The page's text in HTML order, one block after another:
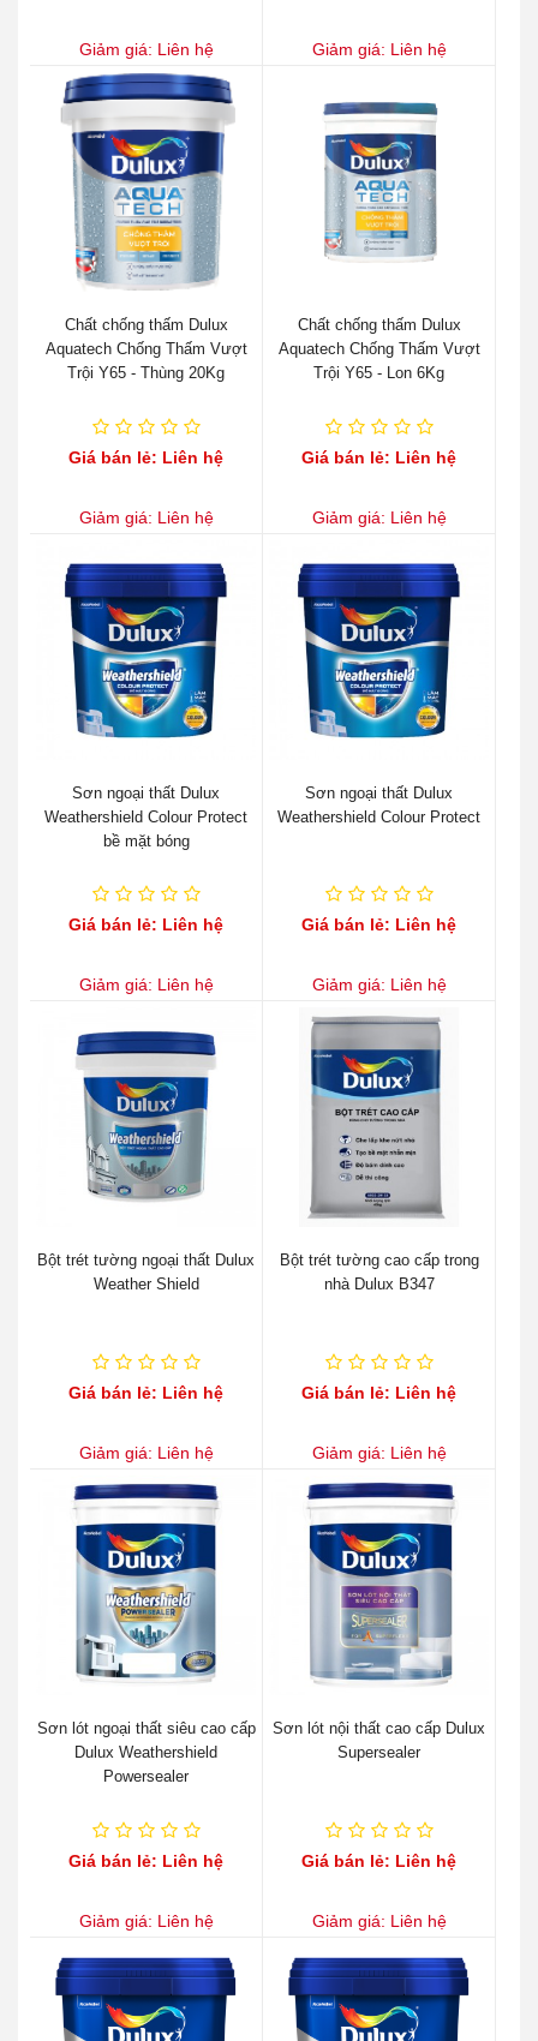
Giảm giá: Liên hệ Giảm giá: Liên hệ
Chất chống thấm Dulux
Aquatech Chống Thấm Vượt
Trội Y65 - Thùng 20Kg
Giá bán lẻ: Liên hệ
Giảm giá: Liên hệ
Chất chống thấm Dulux
Aquatech Chống Thấm Vượt
Trội Y65 - Lon 6Kg
Giá bán lẻ: Liên hệ
Giảm giá: Liên hệ
Sơn ngoại thất Dulux
Weathershield Colour Protect
bề mặt bóng
Giá bán lẻ: Liên hệ
Giảm giá: Liên hệ
Sơn ngoại thất Dulux
Weathershield Colour Protect
Giá bán lẻ: Liên hệ
Giảm giá: Liên hệ
Bột trét tường ngoại thất Dulux
Weather Shield
Giá bán lẻ: Liên hệ
Giảm giá: Liên hệ
Bột trét tường cao cấp trong
nhà Dulux B347
Giá bán lẻ: Liên hệ
Giảm giá: Liên hệ
Sơn lót ngoại thất siêu cao cấp
Dulux Weathershield
Powersealer
Giá bán lẻ: Liên hệ
Giảm giá: Liên hệ
Sơn lót nội thất cao cấp Dulux
Supersealer
Giá bán lẻ: Liên hệ
Giảm giá: Liên hệ